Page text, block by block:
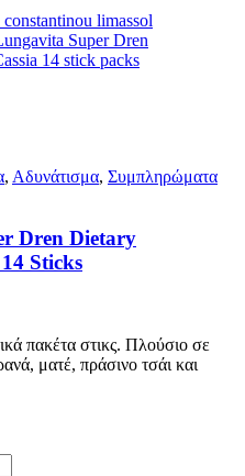
, Αδυνάτισμα, Συμπληρώματα
Dren Dietary
Sticks
πακέτα στικς. Πλούσιο σε
ματέ, πράσινο τσάι και